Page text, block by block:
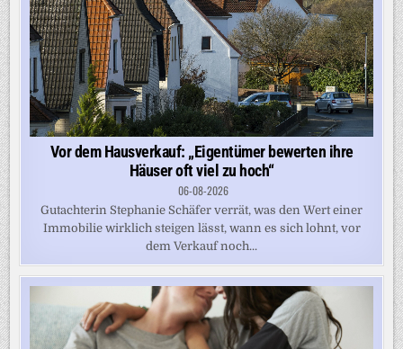
Vor dem Hausverkauf: „Eigentümer bewerten ihre
Häuser oft viel zu hoch“
06-08-2026
Gutachterin Stephanie Schäfer verrät, was den Wert einer
Immobilie wirklich steigen lässt, wann es sich lohnt, vor
dem Verkauf noch...